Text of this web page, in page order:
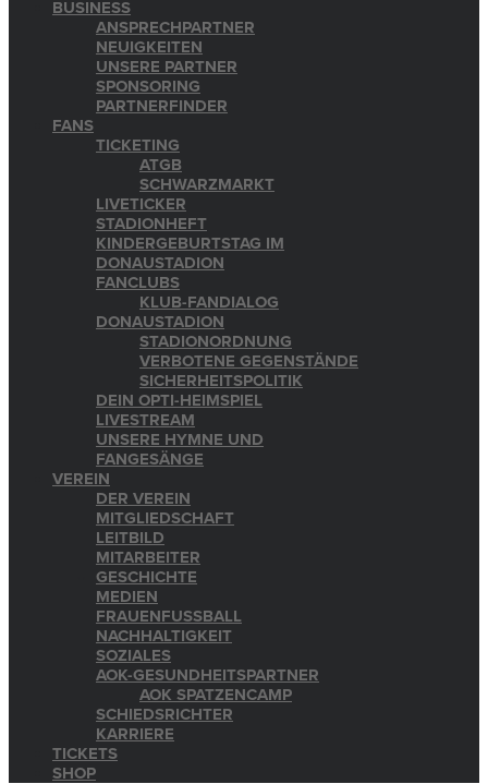
BUSINESS
ANSPRECHPARTNER
NEUIGKEITEN
UNSERE PARTNER
SPONSORING
PARTNERFINDER
FANS
TICKETING
ATGB
SCHWARZMARKT
LIVETICKER
STADIONHEFT
KINDERGEBURTSTAG IM
DONAUSTADION
FANCLUBS
KLUB-FANDIALOG
DONAUSTADION
STADIONORDNUNG
VERBOTENE GEGENSTÄNDE
SICHERHEITSPOLITIK
DEIN OPTI-HEIMSPIEL
LIVESTREAM
UNSERE HYMNE UND
FANGESÄNGE
VEREIN
DER VEREIN
MITGLIEDSCHAFT
LEITBILD
MITARBEITER
GESCHICHTE
MEDIEN
FRAUENFUSSBALL
NACHHALTIGKEIT
SOZIALES
AOK-GESUNDHEITSPARTNER
AOK SPATZENCAMP
SCHIEDSRICHTER
KARRIERE
TICKETS
SHOP